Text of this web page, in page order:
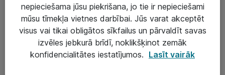
IT infrastruktūra
Darba vietu IT risinājumi
Serveri un datu centri
nepieciešama jūsu piekrišana, jo tie ir nepieciešami
mūsu tīmekļa vietnes darbībai. Jūs varat akceptēt
visus vai tikai obligātos sīkfailus un pārvaldīt savas
izvēles jebkurā brīdī, noklikšķinot zemāk
konfidencialitātes iestatījumos. Lasīt vairāk